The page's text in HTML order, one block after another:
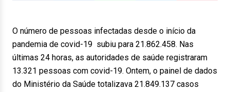
O número de pessoas infectadas desde o início da
pandemia de covid-19 subiu para 21.862.458. Nas
últimas 24 horas, as autoridades de saúde registraram
13.321 pessoas com covid-19. Ontem, o painel de dados
do Ministério da Saúde totalizava 21.849.137 casos